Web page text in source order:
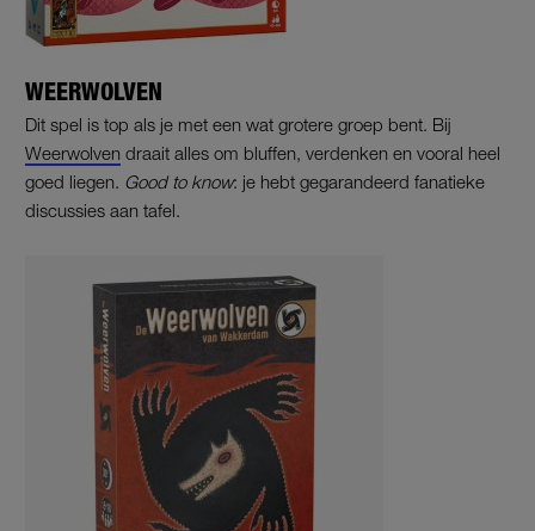
WEERWOLVEN
Dit spel is top als je met een wat grotere groep bent. Bij
Weerwolven draait alles om bluffen, verdenken en vooral heel
goed liegen. Good to know: je hebt gegarandeerd fanatieke
discussies aan tafel.